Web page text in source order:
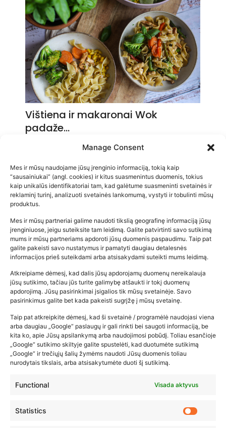
Manage Consent
Mes ir mūsų naudojame jūsų įrenginio informaciją, tokią kaip
“sausainiukai” (angl. cookies) ir kitus suasmenintus duomenis, tokius
kaip unikalūs identifikatoriai tam, kad galėtume suasmeninti svetainės ir
reklaminį turinį, analizuoti svetainės lankomumą, vystyti ir tobulinti mūsų
produktus.
Mes ir mūsų partneriai galime naudoti tikslią geografinę informaciją jūsų
įrenginiuose, jeigu suteiksite tam leidimą. Galite patvirtinti savo sutikimą
mums ir mūsų partneriams apdoroti jūsų duomenis paspaudimu. Taip pat
galite pakeisti savo nustatymus ir pamatyti daugiau detalesnės
informacijos prieš suteikdami arba atsisakydami suteikti mums leidimą.
Atkreipiame dėmesį, kad dalis jūsų apdorojamų duomenų nereikalauja
jūsų sutikimo, tačiau jūs turite galimybę atšaukti ir tokį duomenų
apdorojimą. Jūsų pasirinkimai įsigalios tik mūsų svetainėje. Savo
pasirinkimus galite bet kada pakeisti sugrįžę į mūsų svetainę.
Taip pat atkreipkite dėmesį, kad ši svetainė / programėlė naudojasi viena
arba daugiau „Google“ paslaugų ir gali rinkti bei saugoti informaciją, be
kita ko, apie Jūsų apsilankymą arba naudojimosi pobūdį. Toliau esančioje
„Google“ sutikimo skiltyje galite spustelėti, kad duotumėte sutikimą
„Google“ ir trečiųjų šalių žymėms naudoti Jūsų duomenis toliau
nurodytais tikslais, arba atsisakytumėte duoti šį sutikimą.
Functional Visada aktyvus
Statistics
Vištiena ir makaronai Wok
padaže…
Populiariausios parduotuvės
kūdikių tyrelės –…
2026-02-22